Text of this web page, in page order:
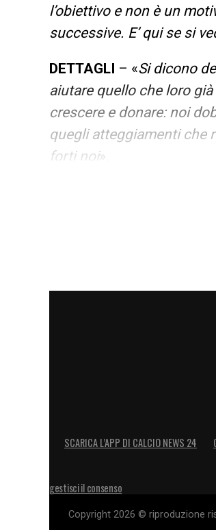
l’obiettivo e non è un
successive. E’ qui se si
DETTAGLI – «Si dicono
aiutare quello che loro
crescere e donare: noi
quegli atteggiamenti che
forti noi».
Udogie ha
RICORDO DELLA FINALE
cose indelebili come
SCARICA L’APP DI CALCIO NEWS 24
gestisci il consenso
Copyright 2026 © riproduzione